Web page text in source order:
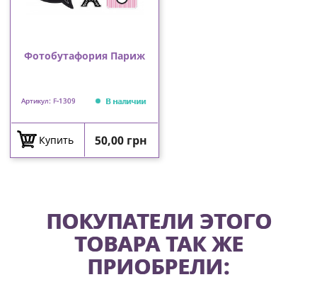
Фотобутафория Париж
Артикул: F-1309 В наличии
Купить Цена
50,00 грн
ПОКУПАТЕЛИ ЭТОГО
ТОВАРА ТАК ЖЕ
ПРИОБРЕЛИ: